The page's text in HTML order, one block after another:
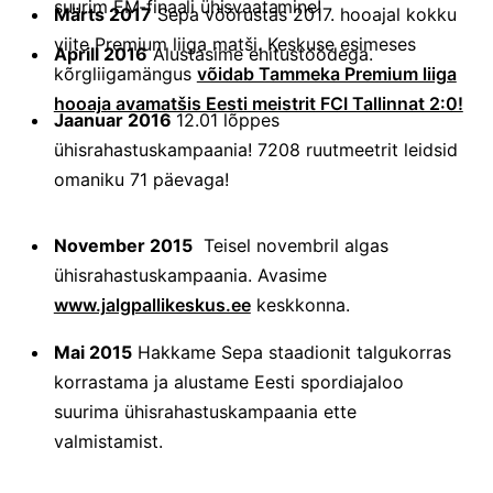
Märts 2017Sepa võõrustas 2017. hooajal kokku
viite Premium liiga matši. Keskuse esimeses
kõrgliigamängus võidab Tammeka Premium liiga
hooaja avamatšis Eesti meistrit FCI Tallinnat 2:0!
suurim EM-finaali ühisvaatamine!
Aprill 2016Alustasime ehitustöödega.
Jaanuar 201612.01 lõppes
ühisrahastuskampaania! 7208 ruutmeetrit leidsid
omaniku 71 päevaga!
November 2015Teisel novembril algas
ühisrahastuskampaania. Avasime
www.jalgpallikeskus.eekeskkonna.
Mai 2015Hakkame Sepa staadionit talgukorras
korrastama ja alustame Eesti spordiajaloo
suurima ühisrahastuskampaania ette
valmistamist.